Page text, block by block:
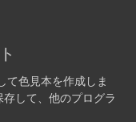
て色見本を作成しま
して、他のプログラ